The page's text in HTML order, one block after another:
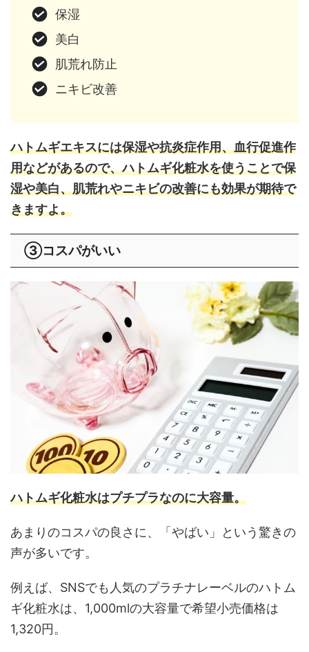
保湿
美白
肌荒れ防止
ニキビ改善
ハトムギエキスには保湿や抗炎症作用、血行促進作
用などがあるので、ハトムギ化粧水を使うことで保
湿や美白、肌荒れやニキビの改善にも効果が期待で
きますよ。
③コスパがいい
ハトムギ化粧水はプチプラなのに大容量。
あまりのコスパの良さに、「やばい」という驚きの
声が多いです。
例えば、SNSでも人気のプラチナレーベルのハトム
ギ化粧水は、1,000mlの大容量で希望小売価格は
1,320円。